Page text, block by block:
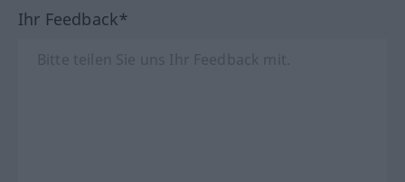
Ihr Feedback*